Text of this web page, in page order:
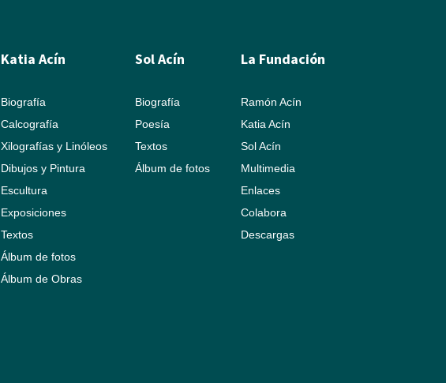
Katia Acín
Biografía
Calcografía
Xilografías y Linóleos
Dibujos y Pintura
Escultura
Exposiciones
Textos
Álbum de fotos
Álbum de Obras
Sol Acín
Biografía
Poesía
Textos
Álbum de fotos
La Fundación
Ramón Acín
Katia Acín
Sol Acín
Multimedia
Enlaces
Colabora
Descargas